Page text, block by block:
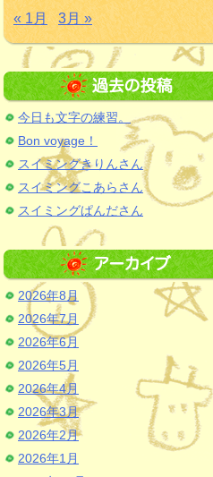
« 1月 3月 »
今日も文字の練習。
Bon voyage！
スイミングきりんさん
スイミングこあらさん
スイミングぱんださん
2026年8月
2026年7月
2026年6月
2026年5月
2026年4月
2026年3月
2026年2月
2026年1月